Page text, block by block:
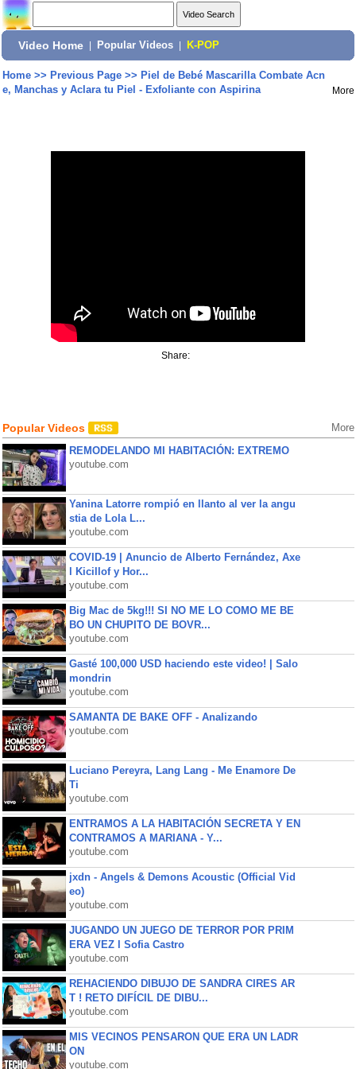
Video Home Popular Videos K-POP
Home>> Previous Page>> Piel de Bebé Mascarilla Combate Acn
e, Manchas y Aclara tu Piel - Exfoliante con Aspirina
More
Share:
Popular Videos More
REMODELANDO MI HABITACIÓN: EXTREMO
youtube.com
Yanina Latorre rompió en llanto al ver la angu
stia de Lola L...
youtube.com
COVID-19 | Anuncio de Alberto Fernández, Axe
l Kicillof y Hor...
youtube.com
Big Mac de 5kg!!! SI NO ME LO COMO ME BE
BO UN CHUPITO DE BOVR...
youtube.com
Gasté 100,000 USD haciendo este video! | Salo
mondrin
youtube.com
SAMANTA DE BAKE OFF - Analizando
youtube.com
Luciano Pereyra, Lang Lang - Me Enamore De
Ti
youtube.com
ENTRAMOS A LA HABITACIÓN SECRETA Y EN
CONTRAMOS A MARIANA - Y...
youtube.com
jxdn - Angels & Demons Acoustic (Official Vid
eo)
youtube.com
JUGANDO UN JUEGO DE TERROR POR PRIM
ERA VEZ l Sofia Castro
youtube.com
REHACIENDO DIBUJO DE SANDRA CIRES AR
T ! RETO DIFÍCIL DE DIBU...
youtube.com
MIS VECINOS PENSARON QUE ERA UN LADR
ON
youtube.com